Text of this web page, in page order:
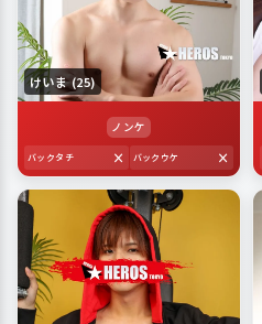
けいま (25)
ノンケ
バックタチ × バックウケ ×